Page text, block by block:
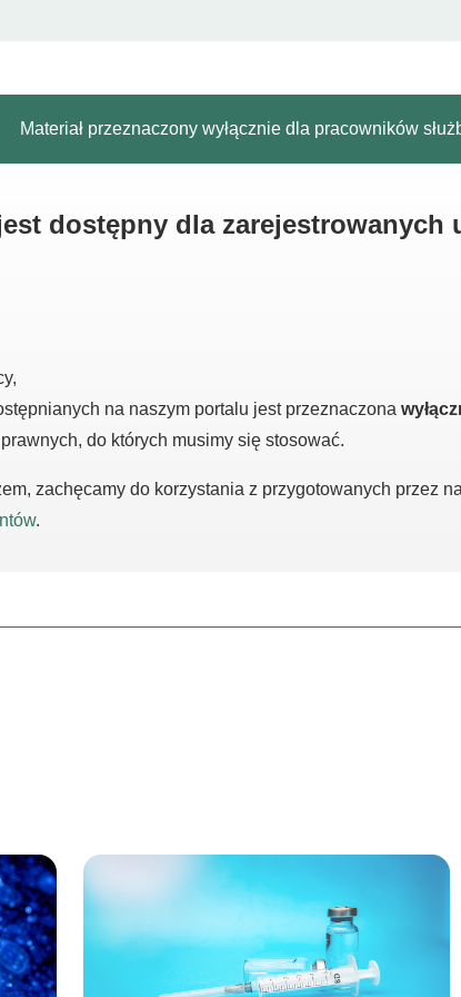
Materiał przeznaczony wyłącznie dla pracowników
dostępny dla zarejestrowanych
na naszym portalu jest przeznaczona
do których musimy się stosować.
zachęcamy do korzystania z przygotowanych przez
.